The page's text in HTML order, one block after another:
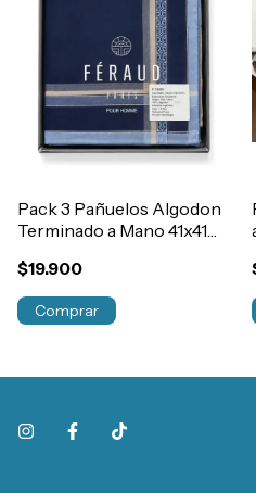
Pack 3 Pañuelos Algodon
Terminado a Mano 41x41
$19.900
Comprar